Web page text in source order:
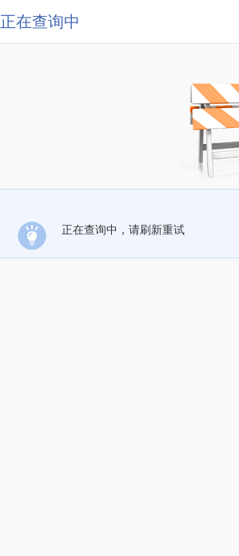
正在查询中
正在查询中，请刷新重试